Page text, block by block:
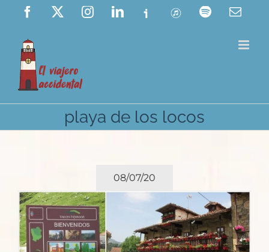
Saltar
contenido
Facebook InstagramLinkedIn
Ivoox ITunes Spotify
playa de los locos
08/07/20